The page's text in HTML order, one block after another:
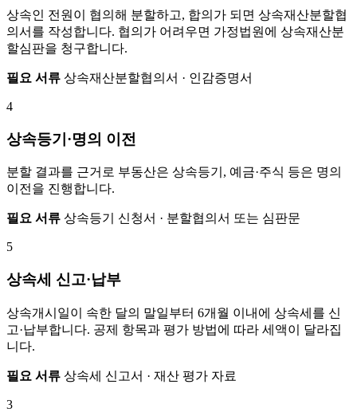
상속인 전원이 협의해 분할하고, 합의가 되면 상속재산분할협
의서를 작성합니다. 협의가 어려우면 가정법원에 상속재산분
할심판을 청구합니다.
필요 서류 상속재산분할협의서 · 인감증명서
4
상속등기·명의 이전
분할 결과를 근거로 부동산은 상속등기, 예금·주식 등은 명의
이전을 진행합니다.
필요 서류 상속등기 신청서 · 분할협의서 또는 심판문
5
상속세 신고·납부
상속개시일이 속한 달의 말일부터 6개월 이내에 상속세를 신
고·납부합니다. 공제 항목과 평가 방법에 따라 세액이 달라집
니다.
필요 서류 상속세 신고서 · 재산 평가 자료
3